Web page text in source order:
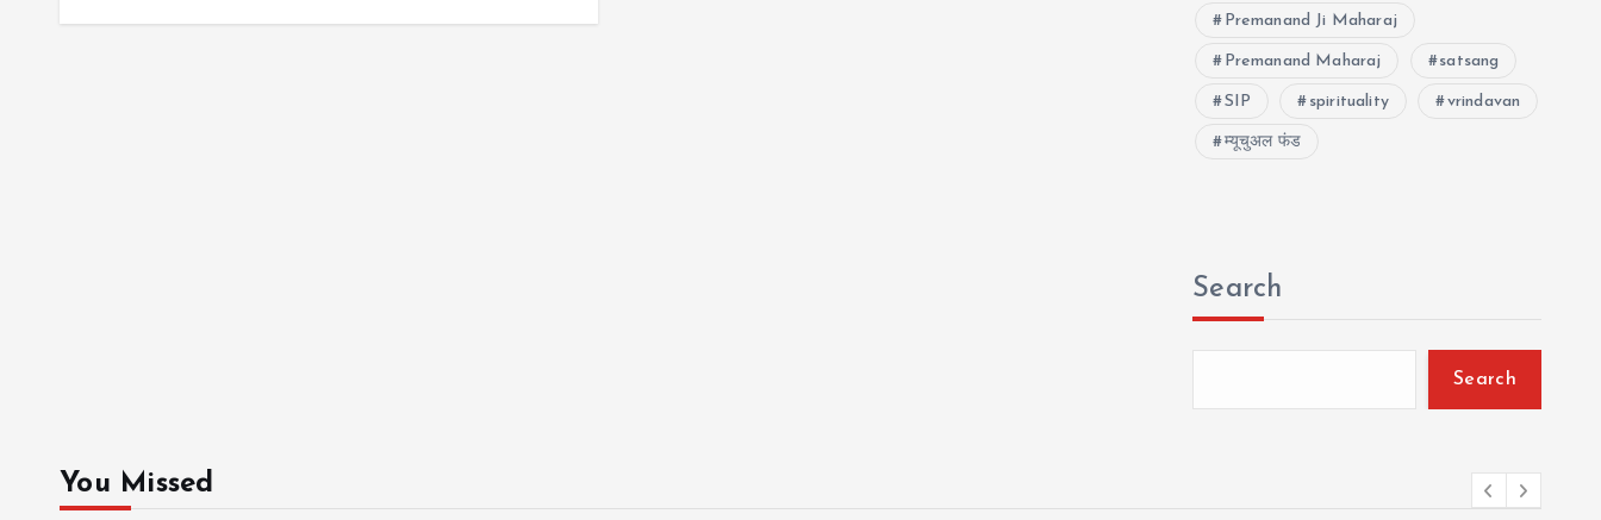
Premanand Ji Maharaj
Premanand Maharaj satsang
SIP spirituality vrindavan
म्यूचुअल फंड
Search
Search
You Missed